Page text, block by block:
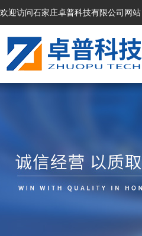
欢迎访问石家庄卓普科技有限公司网站